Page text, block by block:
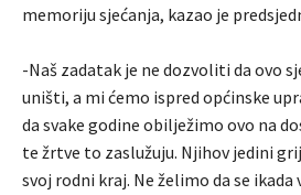
memoriju sjećanja, kazao je
-Naš zadatak je ne dozvoliti da ovo
uništi, a mi ćemo ispred općinske
da svake godine obilježimo ovo na
te žrtve to zaslužuju. Njihov jedini
svoj rodni kraj. Ne želimo da se ikada